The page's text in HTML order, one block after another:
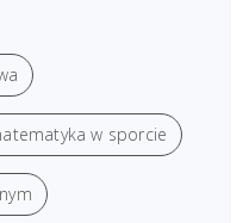
w sporcie